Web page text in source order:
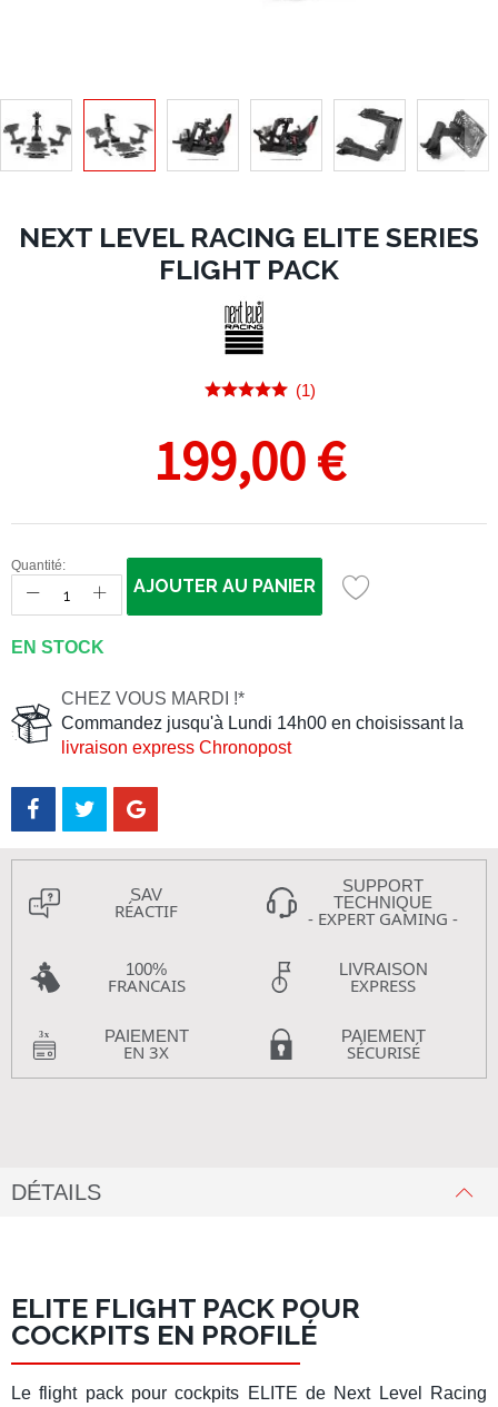
NEXT LEVEL RACING ELITE SERIES
FLIGHT PACK
(1)
199,00 €
Quantité:
AJOUTER AU PANIER
EN STOCK
CHEZ VOUS MARDI !*
Commandez jusqu'à Lundi 14h00 en choisissant la
livraison express Chronopost
SAV
RÉACTIF
SUPPORT
TECHNIQUE
- EXPERT GAMING -
100%
FRANCAIS
LIVRAISON
EXPRESS
PAIEMENT
EN 3X
PAIEMENT
SÉCURISÉ
DÉTAILS
ELITE FLIGHT PACK POUR
COCKPITS EN PROFILÉ
Leflight packpourcockpits ELITE de Next Level Racing